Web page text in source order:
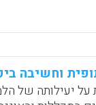
בצורה
וחשיבה
על יעילותה של